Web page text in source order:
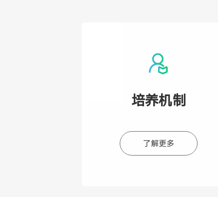
研讨交流，在乡村老师心里埋
子将会长成参天大树，为山区
衡，让一个灵魂唤醒更多灵魂。
学校935所，受益教师超
（数据来源：希沃2021年报）。
培养机制
了解更多